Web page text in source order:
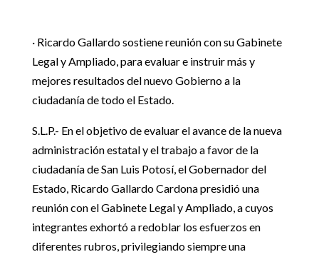
· Ricardo Gallardo sostiene reunión con su Gabinete
Legal y Ampliado, para evaluar e instruir más y
mejores resultados del nuevo Gobierno a la
ciudadanía de todo el Estado.
S.L.P.- En el objetivo de evaluar el avance de la nueva
administración estatal y el trabajo a favor de la
ciudadanía de San Luis Potosí, el Gobernador del
Estado, Ricardo Gallardo Cardona presidió una
reunión con el Gabinete Legal y Ampliado, a cuyos
integrantes exhortó a redoblar los esfuerzos en
diferentes rubros, privilegiando siempre una